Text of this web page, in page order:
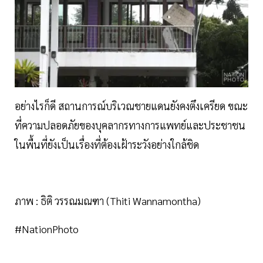
อย่างไรก็ดี สถานการณ์บริเวณชายแดนยังคงตึงเครียด ขณะ
ที่ความปลอดภัยของบุคลากรทางการแพทย์และประชาชน
ในพื้นที่ยังเป็นเรื่องที่ต้องเฝ้าระวังอย่างใกล้ชิด
ภาพ : ธิติ วรรณมณฑา (Thiti Wannamontha)
#NationPhoto